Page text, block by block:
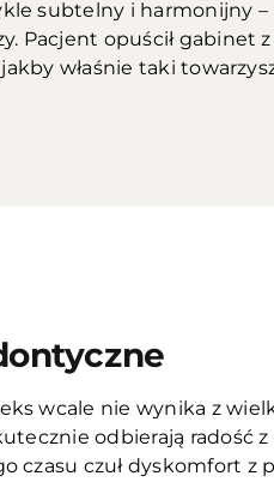
subtelny i harmonijny
Pacjent opuścił
właśnie taki
wcale nie wynika z
odbierają radość
czasu czuł dyskomfort